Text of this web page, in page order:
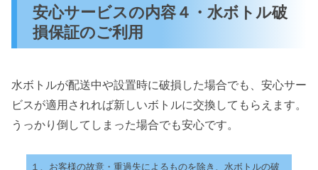
安心サービスの内容４・水ボトル破
損保証のご利用
水ボトルが配送中や設置時に破損した場合でも、安心サー
ビスが適用されれば新しいボトルに交換してもらえます。
うっかり倒してしまった場合でも安心です。
１、お客様の故意・重過失によるものを除き、水ボトルの破